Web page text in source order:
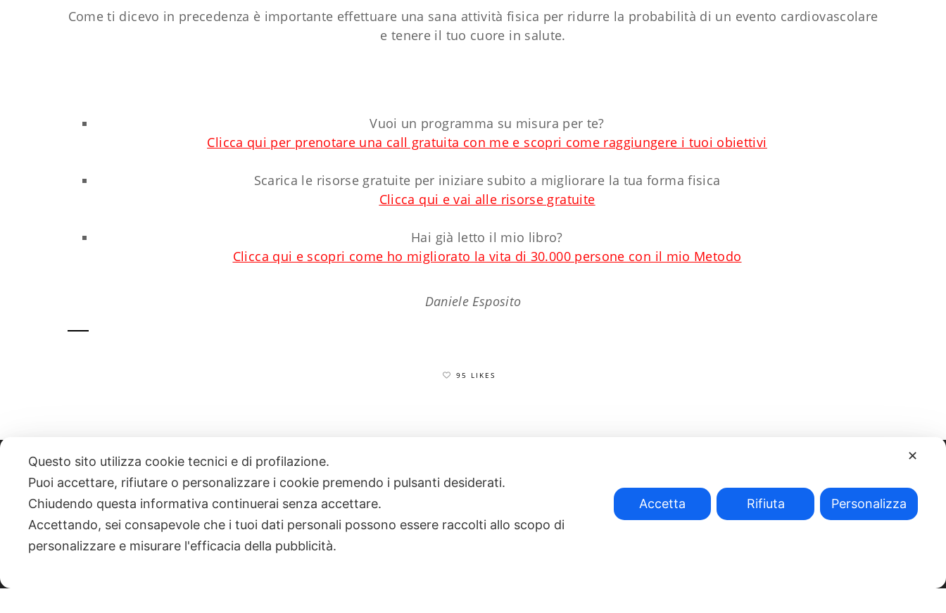
Come ti dicevo in precedenza è importante effettuare una sana attività fisica per ridurre la probabilità di un evento cardiovascolare
e tenere il tuo cuore in salute.
Vuoi un programma su misura per te?
Clicca qui per prenotare una call gratuita con me e scopri come raggiungere i tuoi obiettivi
Scarica le risorse gratuite per iniziare subito a migliorare la tua forma fisica
Clicca qui e vai alle risorse gratuite
Hai già letto il mio libro?
Clicca qui e scopri come ho migliorato la vita di 30.000 persone con il mio Metodo
Daniele Esposito
95 LIKES
| NEWSLETTER
|
✕
Questo sito utilizza cookie tecnici e di profilazione.
Puoi accettare, rifiutare o personalizzare i cookie premendo i pulsanti desiderati.
Chiudendo questa informativa continuerai senza accettare.
Accettando, sei consapevole che i tuoi dati personali possono essere raccolti allo scopo di
personalizzare e misurare l'efficacia della pubblicità.
Accetta Rifiuta Personalizza